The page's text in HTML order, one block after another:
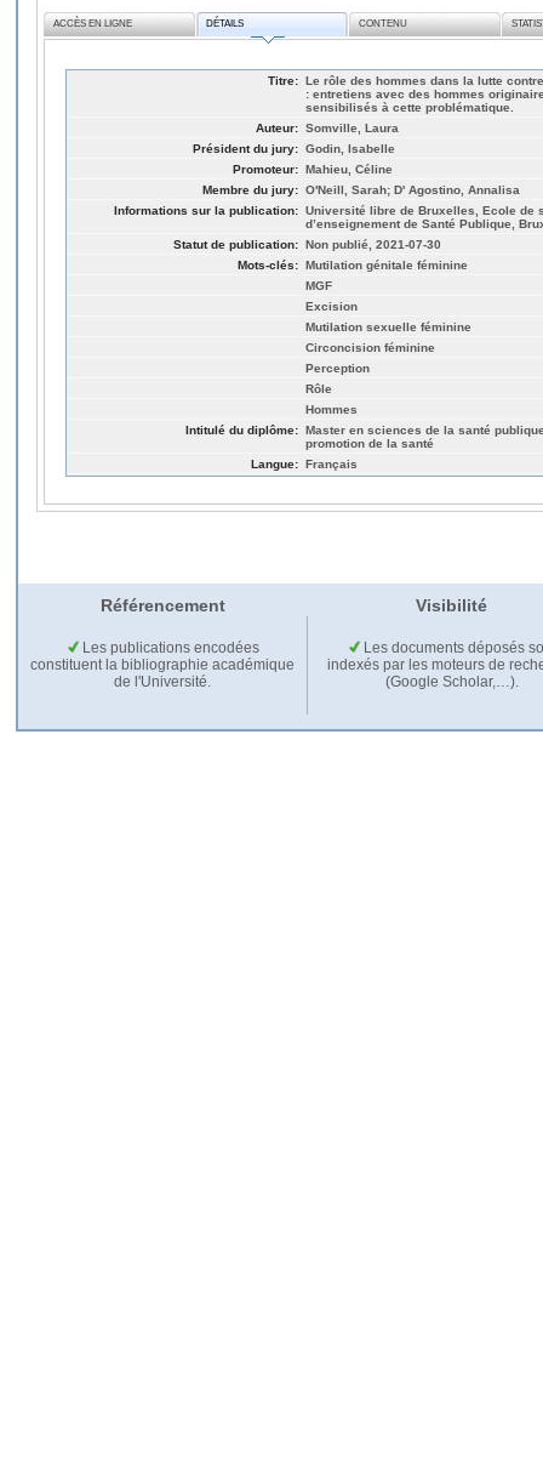
ACCÈS EN LIGNE DÉTAILS CONTENU
Titre: Le rôle des hommes dans la lutte
: entretiens avec des hommes
sensibilisés à cette problématique.
Auteur: Somville, Laura
Président du jury: Godin, Isabelle
Promoteur: Mahieu, Céline
Membre du jury: O'Neill, Sarah; D' Agostino, Annalisa
Informations sur la publication: Université libre de Bruxelles, Ecole de
d’enseignement de Santé Publique,
Statut de publication: Non publié, 2021-07-30
Mots-clés: Mutilation génitale féminine
MGF
Excision
Mutilation sexuelle féminine
Circoncision féminine
Perception
Rôle
Hommes
Intitulé du diplôme: Master en sciences de la santé
promotion de la santé
Langue: Français
Référencement Visibilité
Les publications encodées
constituent la bibliographie académique
de l'Université.
Les documents déposés
indexés par les moteurs de
(Google Scholar,…).